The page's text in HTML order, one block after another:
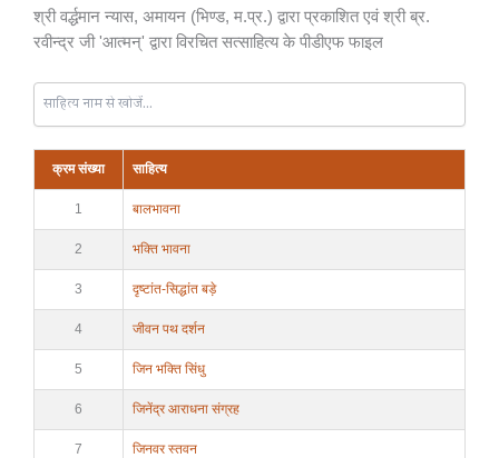
श्री वर्द्धमान न्यास, अमायन (भिण्ड, म.प्र.) द्वारा प्रकाशित एवं श्री ब्र.
रवीन्द्र जी 'आत्मन्' द्वारा विरचित सत्साहित्य के पीडीएफ फाइल
क्रम संख्या साहित्य
1 बालभावना
2 भक्ति भावना
3 दृष्टांत-सिद्धांत बड़े
4 जीवन पथ दर्शन
5 जिन भक्ति सिंधु
6 जिनेंद्र आराधना संग्रह
7 जिनवर स्तवन